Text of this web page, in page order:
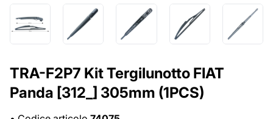
TRA-F2P7 Kit Tergilunotto FIAT
Panda [312_] 305mm (1PCS)